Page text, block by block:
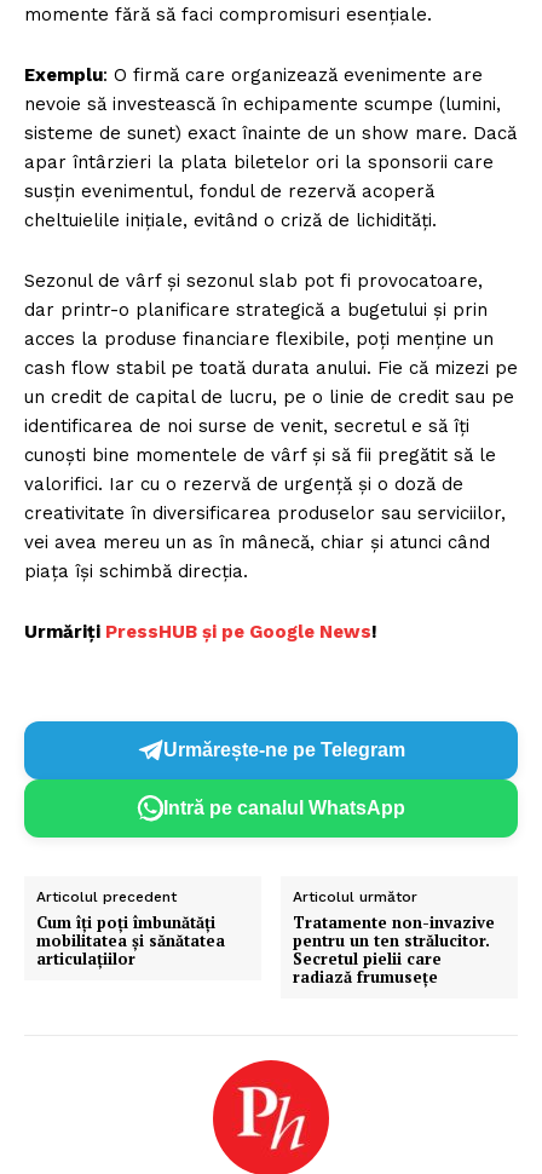
momente fără să faci compromisuri esențiale.
Exemplu: O firmă care organizează evenimente are
nevoie să investească în echipamente scumpe (lumini,
sisteme de sunet) exact înainte de un show mare. Dacă
apar întârzieri la plata biletelor ori la sponsorii care
susțin evenimentul, fondul de rezervă acoperă
cheltuielile inițiale, evitând o criză de lichidități.
Sezonul de vârf și sezonul slab pot fi provocatoare,
dar printr-o planificare strategică a bugetului și prin
acces la produse financiare flexibile, poți menține un
cash flow stabil pe toată durata anului. Fie că mizezi pe
un credit de capital de lucru, pe o linie de credit sau pe
identificarea de noi surse de venit, secretul e să îți
cunoști bine momentele de vârf și să fii pregătit să le
valorifici. Iar cu o rezervă de urgență și o doză de
creativitate în diversificarea produselor sau serviciilor,
vei avea mereu un as în mânecă, chiar și atunci când
piața își schimbă direcția.
Urmăriți PressHUB și pe Google News!
Urmărește-ne pe Telegram
Intră pe canalul WhatsApp
Articolul precedent
Cum îți poți îmbunătăți
mobilitatea și sănătatea
articulațiilor
Articolul următor
Tratamente non-invazive
pentru un ten strălucitor.
Secretul pielii care
radiază frumusețe